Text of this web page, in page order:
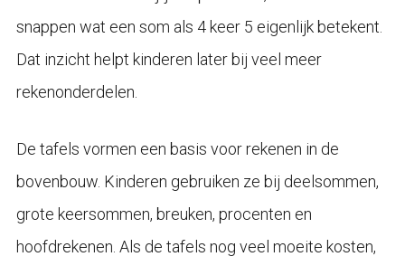
snappen wat een som als 4 keer 5 eigenlijk betekent.
Dat inzicht helpt kinderen later bij veel meer
rekenonderdelen.
De tafels vormen een basis voor rekenen in de
bovenbouw. Kinderen gebruiken ze bij deelsommen,
grote keersommen, breuken, procenten en
hoofdrekenen. Als de tafels nog veel moeite kosten,